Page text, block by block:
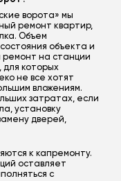
ворота» мы
ремонт квартир,
Объем
объекта и
ремонт на станции
для которых
не все хотят
вложениям.
затратах, если
установку
дверей,
к капремонту.
оставляет
с